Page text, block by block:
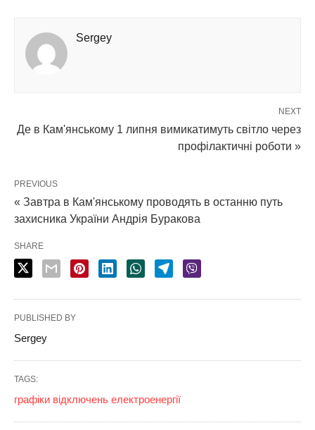
Sergey
NEXT
Де в Кам'янському 1 липня вимикатимуть світло через
профілактичні роботи »
PREVIOUS
« Завтра в Кам'янському проводять в останню путь
захисника України Андрія Буракова
SHARE
PUBLISHED BY
Sergey
TAGS:
графіки відключень електроенергії